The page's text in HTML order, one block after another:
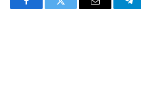
FacebookTwitter Email